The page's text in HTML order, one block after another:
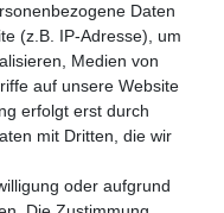
Daten
(z.B. IP-Adresse), um
Medien von
auf unsere Website
erfolgt erst durch
mit Dritten, die wir
oder aufgrund